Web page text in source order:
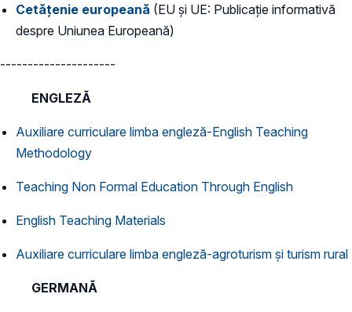
Cetățenie europeană (EU și UE: Publicație informativă
despre Uniunea Europeană)
---------------------
ENGLEZĂ
Auxiliare curriculare limba engleză-English Teaching
Methodology
Teaching Non Formal Education Through English
English Teaching Materials
Auxiliare curriculare limba engleză-agroturism și turism rural
GERMANĂ